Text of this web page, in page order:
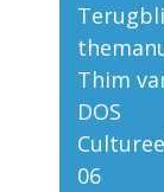
Thim
DOS
06